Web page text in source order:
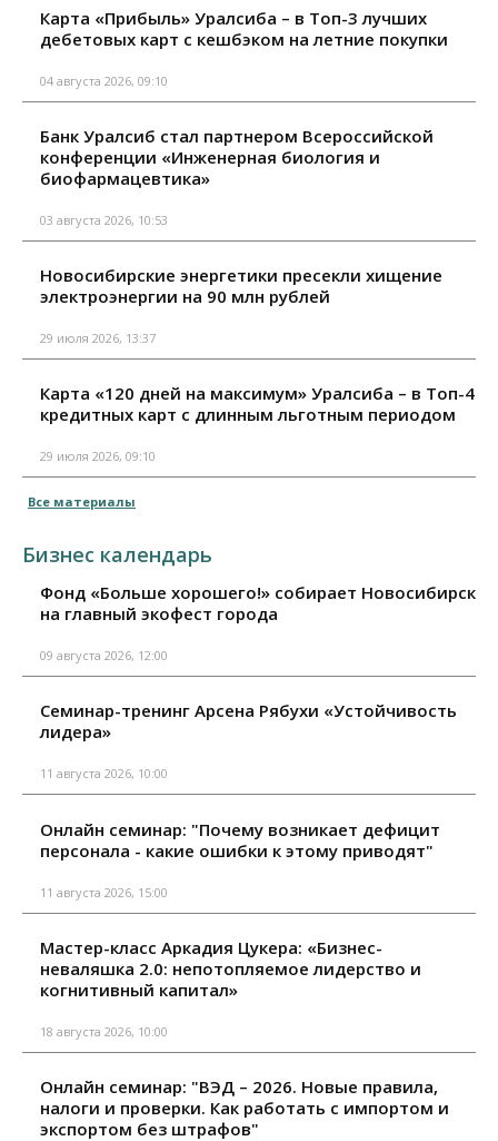
Карта «Прибыль» Уралсиба – в Топ-3 лучших
дебетовых карт с кешбэком на летние покупки
04 августа 2026, 09:10
Банк Уралсиб стал партнером Всероссийской
конференции «Инженерная биология и
биофармацевтика»
03 августа 2026, 10:53
Новосибирские энергетики пресекли хищение
электроэнергии на 90 млн рублей
29 июля 2026, 13:37
Карта «120 дней на максимум» Уралсиба – в Топ-4
кредитных карт с длинным льготным периодом
29 июля 2026, 09:10
Все материалы
Бизнес календарь
Фонд «Больше хорошего!» собирает Новосибирск
на главный экофест города
09 августа 2026, 12:00
Семинар-тренинг Арсена Рябухи «Устойчивость
лидера»
11 августа 2026, 10:00
Онлайн семинар: "Почему возникает дефицит
персонала - какие ошибки к этому приводят"
11 августа 2026, 15:00
Мастер-класс Аркадия Цукера: «Бизнес-
неваляшка 2.0: непотопляемое лидерство и
когнитивный капитал»
18 августа 2026, 10:00
Онлайн семинар: "ВЭД – 2026. Новые правила,
налоги и проверки. Как работать с импортом и
экспортом без штрафов"